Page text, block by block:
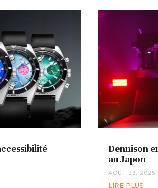
Dennison
au Japon
AOÛT 23, 2025 |
LIRE PLUS